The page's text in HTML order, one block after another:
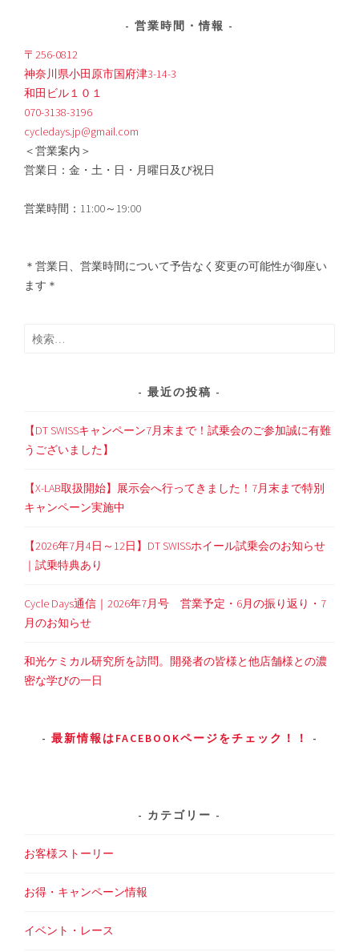
営業時間・情報
〒256-0812
神奈川県小田原市国府津3-14-3
和田ビル１０１
070-3138-3196
cycledays.jp@gmail.com
＜営業案内＞
営業日：金・土・日・月曜日及び祝日
営業時間：11:00～19:00
＊営業日、営業時間について予告なく変更の可能性が御座い
ます＊
検
最近の投稿
【DT SWISSキャンペーン7月末まで！試乗会のご参加誠に有難
うございました】
【X-LAB取扱開始】展示会へ行ってきました！7月末まで特別
キャンペーン実施中
【2026年7月4日～12日】DT SWISSホイール試乗会のお知らせ
｜試乗特典あり
Cycle Days通信｜2026年7月号 営業予定・6月の振り返り・7
月のお知らせ
和光ケミカル研究所を訪問。開発者の皆様と他店舗様との濃
密な学びの一日
最新情報はFACEBOOKページをチェック！！
カテゴリー
お客様ストーリー
お得・キャンペーン情報
イベント・レース